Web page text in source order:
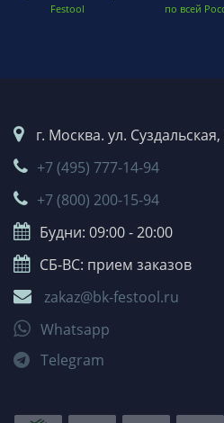
Festool
по всей
г. Москва. ул.
+7 (495) 777-14-94
+7 (800) 200-15-94
Будни: 09:00 - 20:00
СБ-ВС: прием заказов
zakaz@bk-festool.ru
Whatsapp
Telegram